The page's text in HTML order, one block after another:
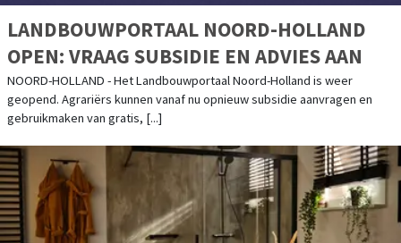
LANDBOUWPORTAAL NOORD-HOLLAND
OPEN: VRAAG SUBSIDIE EN ADVIES AAN
NOORD-HOLLAND - Het Landbouwportaal Noord-Holland is weer
geopend. Agrariërs kunnen vanaf nu opnieuw subsidie aanvragen en
gebruikmaken van gratis, [...]